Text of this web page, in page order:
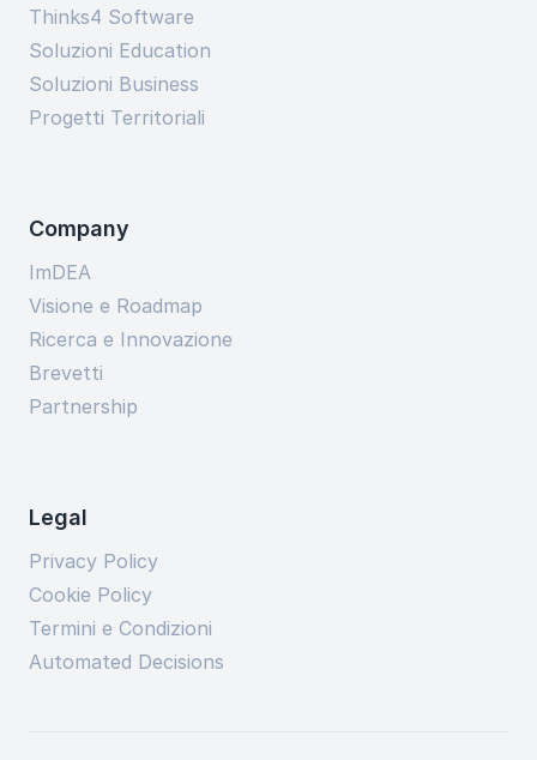
Thinks4 Software
Soluzioni Education
Soluzioni Business
Progetti Territoriali
Company
ImDEA
Visione e Roadmap
Ricerca e Innovazione
Brevetti
Partnership
Legal
Privacy Policy
Cookie Policy
Termini e Condizioni
Automated Decisions